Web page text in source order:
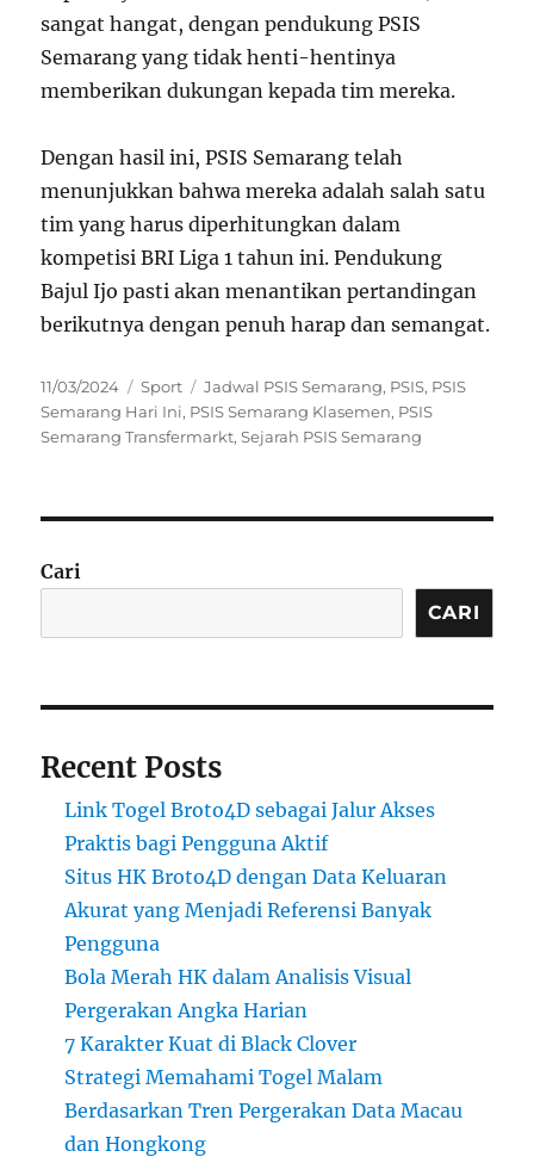
sangat hangat, dengan pendukung PSIS
Semarang yang tidak henti-hentinya
memberikan dukungan kepada tim mereka.
Dengan hasil ini, PSIS Semarang telah
menunjukkan bahwa mereka adalah salah satu
tim yang harus diperhitungkan dalam
kompetisi BRI Liga 1 tahun ini. Pendukung
Bajul Ijo pasti akan menantikan pertandingan
berikutnya dengan penuh harap dan semangat.
Posted
on
11/03/2024 Categories
Sport Tags
Jadwal PSIS Semarang, PSIS, PSIS
Semarang Hari Ini, PSIS Semarang Klasemen, PSIS
Semarang Transfermarkt,Sejarah PSIS Semarang
Cari
CARI
Recent Posts
Link Togel Broto4D sebagai Jalur Akses
Praktis bagi Pengguna Aktif
Situs HK Broto4D dengan Data Keluaran
Akurat yang Menjadi Referensi Banyak
Pengguna
Bola Merah HK dalam Analisis Visual
Pergerakan Angka Harian
7 Karakter Kuat di Black Clover
Strategi Memahami Togel Malam
Berdasarkan Tren Pergerakan Data Macau
dan Hongkong